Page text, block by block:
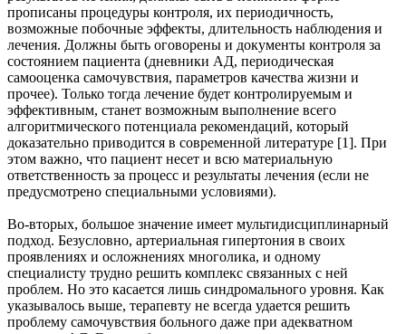
прописаны процедуры контроля, их периодичность,
возможные побочные эффекты, длительность наблюдения и
лечения. Должны быть оговорены и документы контроля за
состоянием пациента (дневники АД, периодическая
самооценка самочувствия, параметров качества жизни и
прочее). Только тогда лечение будет контролируемым и
эффективным, станет возможным выполнение всего
алгоритмического потенциала рекомендаций, который
доказательно приводится в современной литературе [1]. При
этом важно, что пациент несет и всю материальную
ответственность за процесс и результаты лечения (если не
предусмотрено специальными условиями).
Во-вторых, большое значение имеет мультидисциплинарный
подход. Безусловно, артериальная гипертония в своих
проявлениях и осложнениях многолика, и одному
специалисту трудно решить комплекс связанных с ней
проблем. Но это касается лишь синдромального уровня. Как
указывалось выше, терапевту не всегда удается решить
проблему самочувствия больного даже при адекватном